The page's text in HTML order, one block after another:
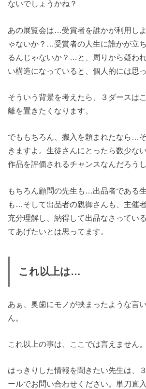
ないでしょうかね？
あの展覧会は…受賞者を誰かが利用し
ゃないか？…受賞者の人生に誰かが立
るんじゃないか？…と、周りから疑わ
い構造になっていると、個人的には思
そういう背景を考えたら、３ダースは
離を置きたくなります。
でももちろん、搬入を頼まれたなら…
きますよ。生徒さんにとったら数少な
作品を評価されるチャンスなんだろうし
もちろん顧問の先生も…出品者である
も…そして出品者の親御さんも、主催者
充分理解し、納得して出品なさってい
てあげたいとは思ってます。
これ以上は…
あぁ、奥歯にモノが挟まったような言
ん。
これ以上の事は、ここでは言えません。
はっきりした情報を聞きたい先生は、
ールでお問い合わせください。単刀直